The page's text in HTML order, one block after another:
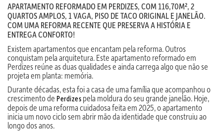
APARTAMENTO REFORMADO EM PERDIZES, COM 116,70M², 2
QUARTOS AMPLOS, 1 VAGA, PISO DE TACO ORIGINAL E JANELÃO.
COM UMA REFORMA RECENTE QUE PRESERVA A HISTÓRIA E
ENTREGA CONFORTO!
Existem apartamentos que encantam pela reforma. Outros
conquistam pela arquitetura. Este apartamento reformado em
Perdizes reúne as duas qualidades e ainda carrega algo que não se
projeta em planta: memória.
Durante décadas, esta foi a casa de uma família que acompanhou o
crescimento de Perdizes pela moldura do seu grande janelão. Hoje,
depois de uma reforma cuidadosa feita em 2025, o apartamento
inicia um novo ciclo sem abrir mão da identidade que construiu ao
longo dos anos.